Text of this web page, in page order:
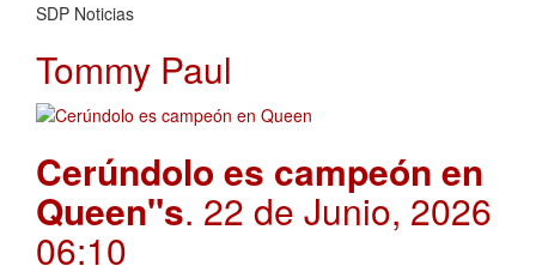
SDP Noticias
Tommy Paul
Cerúndolo es campeón en
Queen"s. 22 de Junio, 2026
06:10